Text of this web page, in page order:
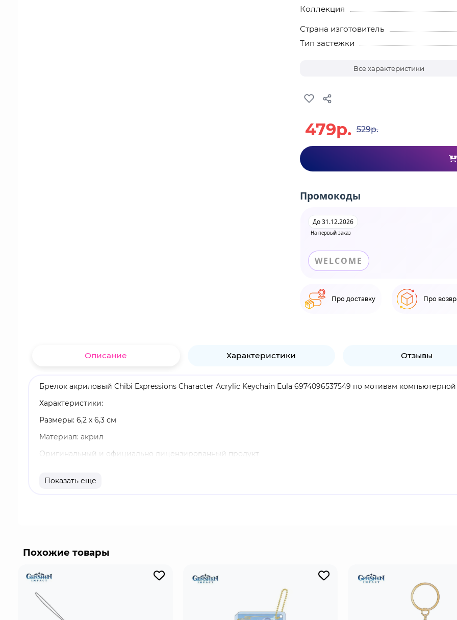
Коллекция
Страна изготовитель
Тип застежки
Все характеристики
479р. 529р.
Промокоды
На первый заказ
До 31.12.2026
WELCOME
Про доставку Про
Описание Характеристики Отзывы
Брелок акриловый Chibi Expressions Character Acrylic Keychain Eula 6974096537549 по мотивам
Характеристики:
Размеры: 6,2 х 6,3 см
Материал: акрил
Оригинальный и официально лицензированный продукт
Эола Лоуренс - играбельный Крио персонаж в "Genshin Impact". Эола - капитан разведывательного отряда
Показать еще
Похожие товары